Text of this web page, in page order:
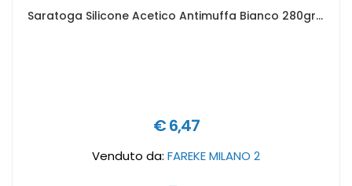
Saratoga Silicone Acetico Antimuffa Bianco 280gr - Art. 85140001
€ 6,47
Venduto da: FAREKE MILANO 2